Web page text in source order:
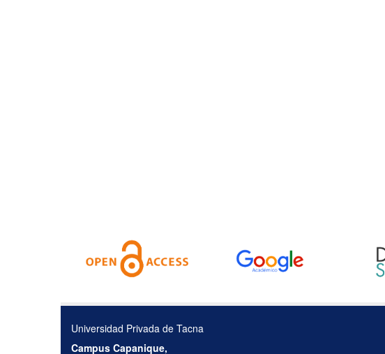
Universidad Privada de Tacna
Campus Capanique,